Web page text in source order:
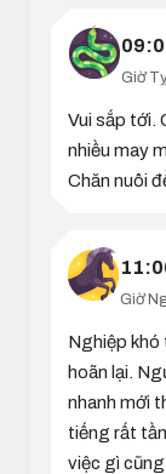
Giờ
Vui sắp tới.
nhiều may
Chăn nuôi
Giờ
Nghiệp khó
hoãn lại.
nhanh mới
tiếng rất
việc gì cũng